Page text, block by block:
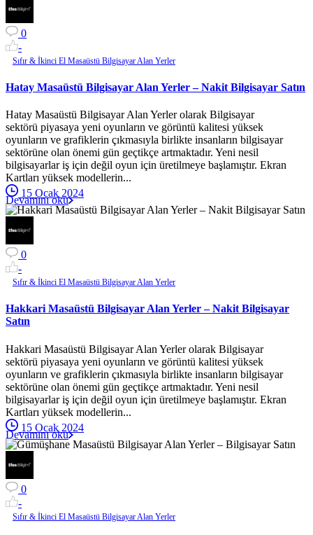
0
-
Sıfır & İkinci El Masaüstü Bilgisayar Alan Yerler
Hatay Masaüstü Bilgisayar Alan Yerler – Nakit Bilgisayar Satın
Hatay Masaüstü Bilgisayar Alan Yerler olarak Bilgisayar
sektörü piyasaya yeni oyunların ve görüntü kalitesi yüksek
oyunların ve grafiklerin çıkmasıyla birlikte insanların bilgisayar
sektörüne olan önemi gün geçtikçe artmaktadır. Yeni nesil
bilgisayarlar iş için değil oyun için üretilmeye başlamıştır. Ekran
Kartları yüksek modellerin...
15 Ocak 2024
Devamını oku
0
-
Sıfır & İkinci El Masaüstü Bilgisayar Alan Yerler
Hakkari Masaüstü Bilgisayar Alan Yerler – Nakit Bilgisayar
Satın
Hakkari Masaüstü Bilgisayar Alan Yerler olarak Bilgisayar
sektörü piyasaya yeni oyunların ve görüntü kalitesi yüksek
oyunların ve grafiklerin çıkmasıyla birlikte insanların bilgisayar
sektörüne olan önemi gün geçtikçe artmaktadır. Yeni nesil
bilgisayarlar iş için değil oyun için üretilmeye başlamıştır. Ekran
Kartları yüksek modellerin...
15 Ocak 2024
Devamını oku
0
-
Sıfır & İkinci El Masaüstü Bilgisayar Alan Yerler